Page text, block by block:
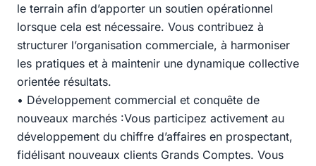
le terrain afin d’apporter un soutien opérationnel
lorsque cela est nécessaire. Vous contribuez à
structurer l’organisation commerciale, à harmoniser
les pratiques et à maintenir une dynamique collective
orientée résultats.
• Développement commercial et conquête de
nouveaux marchés :Vous participez activement au
développement du chiffre d’affaires en prospectant,
fidélisant nouveaux clients Grands Comptes. Vous